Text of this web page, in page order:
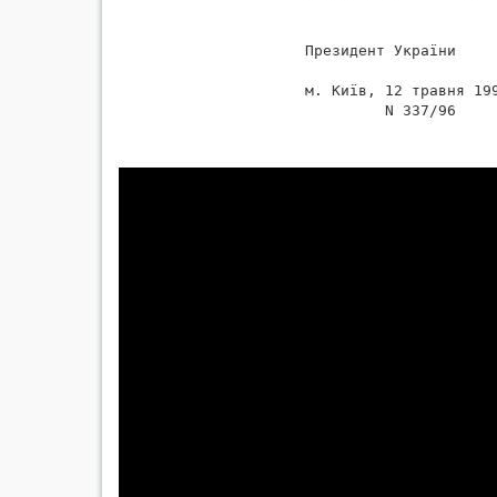
Президент
м. Київ, 12 травня
          N 337/96